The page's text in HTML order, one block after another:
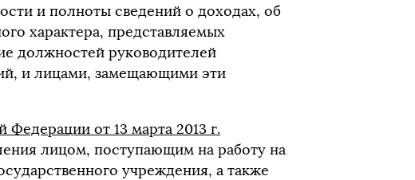
и полноты сведений о доходах, об
характера, представляемых
должностей руководителей
и лицами, замещающими эти
Федерации от 13 марта 2013 г.
лицом, поступающим на работу на
учреждения, а также